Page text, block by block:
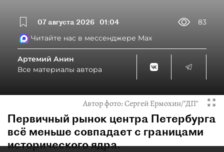
07 августа 2026 01:04
83
Читайте нас в мессенджере Max
Артемий Анин
Все материалы автора
Автор фото:Сергей Ермохин/"ДП"
Первичный рынок центра Петербурга
всё меньше совпадает с границами
исторического ядра.